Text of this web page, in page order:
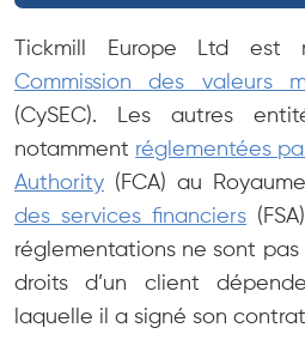
Tickmill Europe Ltd est
Commission des valeurs
(CySEC). Les autres
notamment réglementées
Authority (FCA) au
des services financiers
réglementations ne sont
droits d’un client
laquelle il a signé son